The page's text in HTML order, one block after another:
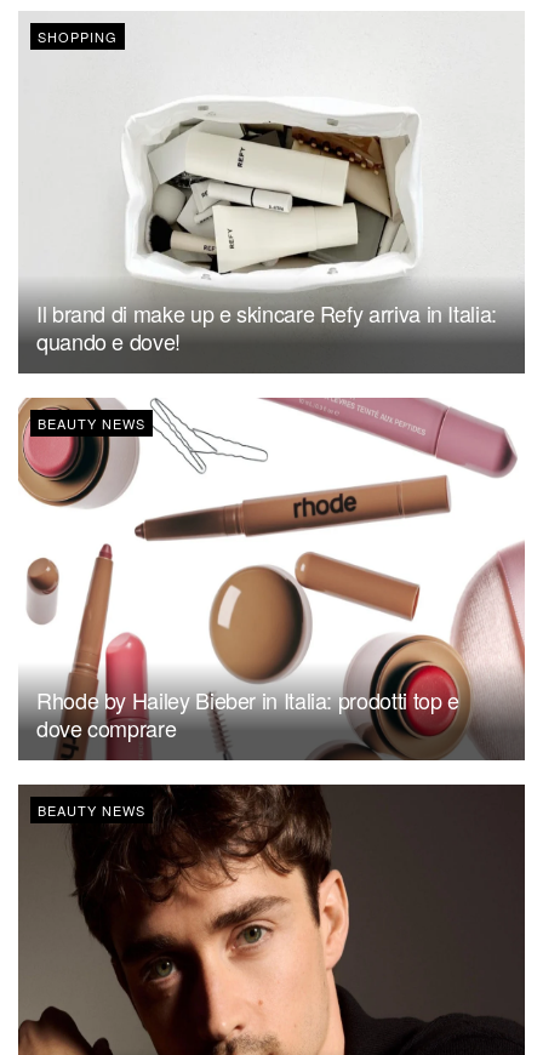
SHOPPING
Il brand di make up e skincare Refy arriva in Italia:
quando e dove!
BEAUTY NEWS
Rhode by Hailey Bieber in Italia: prodotti top e
dove comprare
BEAUTY NEWS